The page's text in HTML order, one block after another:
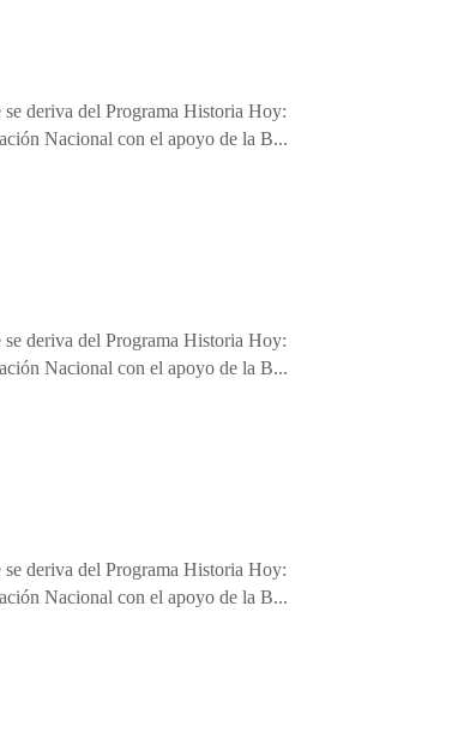
deriva del Programa Historia Hoy:
Nacional con el apoyo de la B...
deriva del Programa Historia Hoy:
Nacional con el apoyo de la B...
deriva del Programa Historia Hoy:
Nacional con el apoyo de la B...